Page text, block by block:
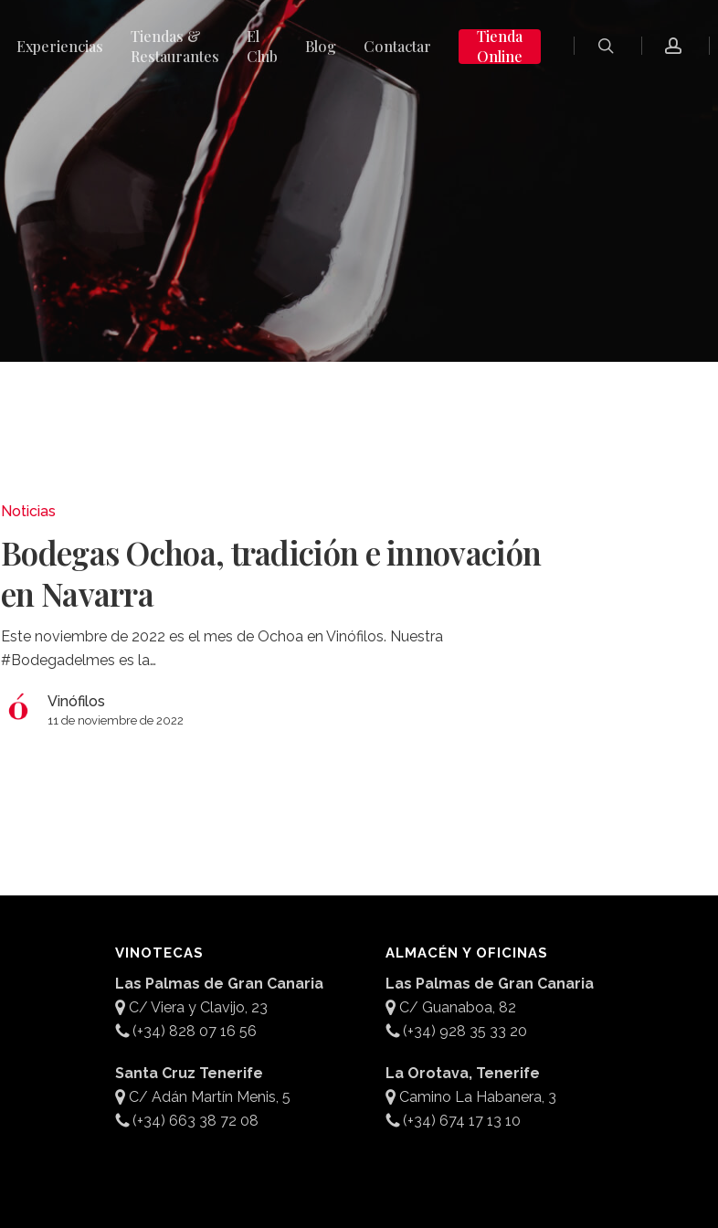
Experiencias
Tiendas &
Restaurantes
El
Club
Blog Contactar
Tienda
Online
Noticias
Bodegas Ochoa, tradición e innovación
en Navarra
Este noviembre de 2022 es el mes de Ochoa en Vinófilos. Nuestra
#Bodegadelmes es la…
Vinófilos
11 de noviembre de 2022
VINOTECAS
Las Palmas de Gran Canaria
C/ Viera y Clavijo, 23
(+34) 828 07 16 56
Santa Cruz Tenerife
C/ Adán Martín Menis, 5
(+34) 663 38 72 08
ALMACÉN Y OFICINAS
Las Palmas de Gran Canaria
C/ Guanaboa, 82
(+34) 928 35 33 20
La Orotava, Tenerife
Camino La Habanera, 3
(+34) 674 17 13 10